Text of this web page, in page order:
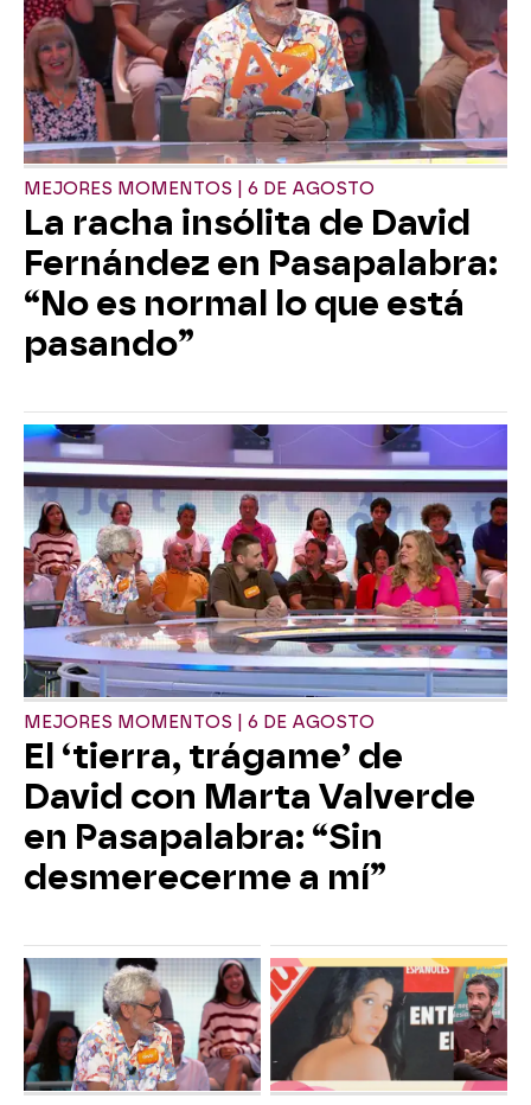
MEJORES MOMENTOS | 6 DE AGOSTO
La racha insólita de David
Fernández en Pasapalabra:
“No es normal lo que está
pasando”
MEJORES MOMENTOS | 6 DE AGOSTO
El ‘tierra, trágame’ de
David con Marta Valverde
en Pasapalabra: “Sin
desmerecerme a mí”